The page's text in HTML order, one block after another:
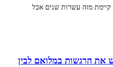
את הרגשות במלואם לבין